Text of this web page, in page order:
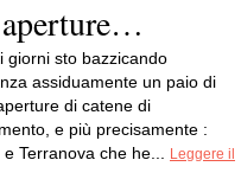
aperture…
giorni sto bazzicando
assiduamente un paio di
di catene di
e più precisamente :
Terranova che he...
Leggere il